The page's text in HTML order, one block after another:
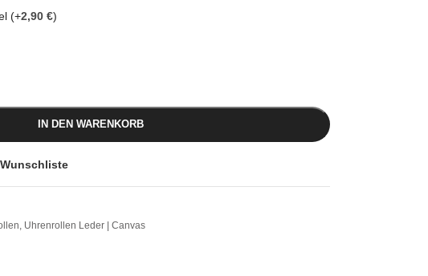
(+2,90 €)
IN DEN WARENKORB
, Uhrenrollen Leder | Canvas